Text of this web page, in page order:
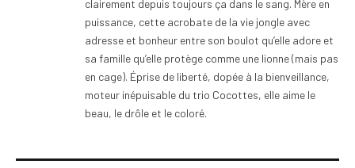
clairement depuis toujours ça dans le sang. Mère en
puissance, cette acrobate de la vie jongle avec
adresse et bonheur entre son boulot qu’elle adore et
sa famille qu’elle protège comme une lionne (mais pas
en cage). Éprise de liberté, dopée à la bienveillance,
moteur inépuisable du trio Cocottes, elle aime le
beau, le drôle et le coloré.